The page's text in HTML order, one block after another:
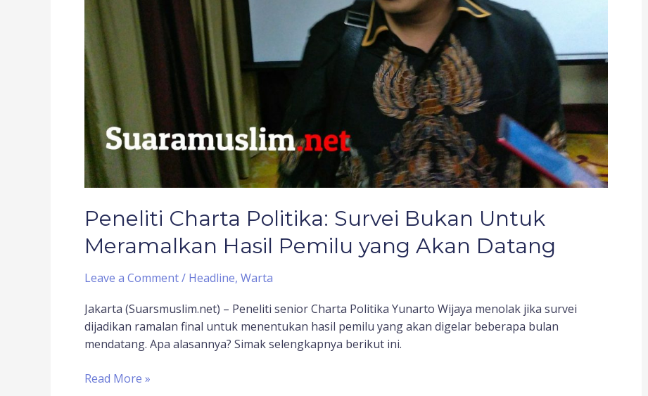
Peneliti Charta Politika: Survei Bukan Untuk
Meramalkan Hasil Pemilu yang Akan Datang
Leave a Comment/ Headline, Warta
Jakarta (Suarsmuslim.net) – Peneliti senior Charta Politika Yunarto Wijaya menolak jika survei
dijadikan ramalan final untuk menentukan hasil pemilu yang akan digelar beberapa bulan
mendatang. Apa alasannya? Simak selengkapnya berikut ini.
Read More »